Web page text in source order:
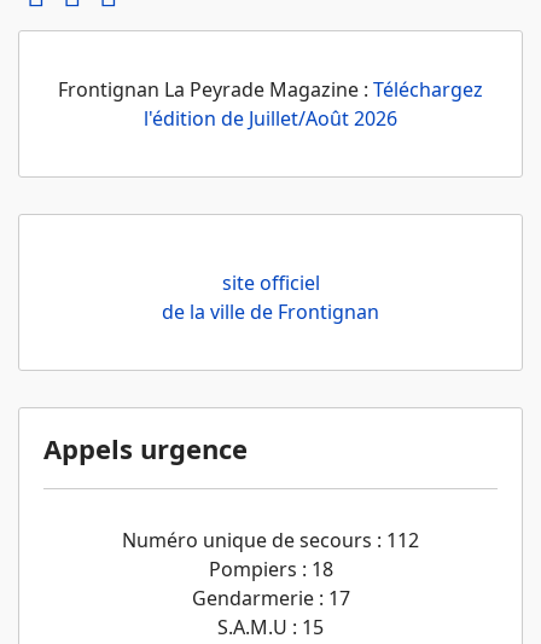
Frontignan La Peyrade Magazine : Téléchargez
l'édition de Juillet/Août 2026
site officiel
de la ville de Frontignan
Appels urgence
Numéro unique de secours : 112
Pompiers : 18
Gendarmerie : 17
S.A.M.U : 15